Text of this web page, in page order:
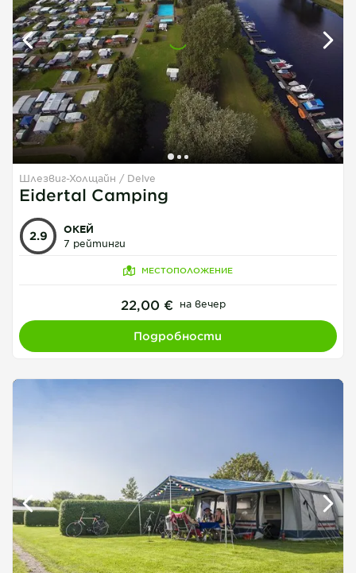
Шлезвиг-Холщайн Delve
Eidertal Camping
2.9
ОКЕЙ
7 рейтинги
МЕСТОПОЛОЖЕНИЕ
22,00 € на вечер
Подробности